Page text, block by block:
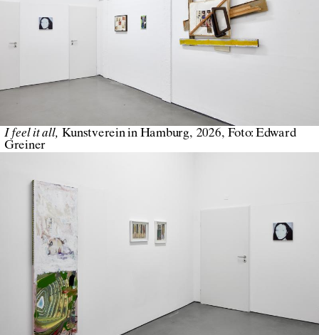
I feel it all Kunstverein in Hamburg 2026 Foto: Edward
Greiner